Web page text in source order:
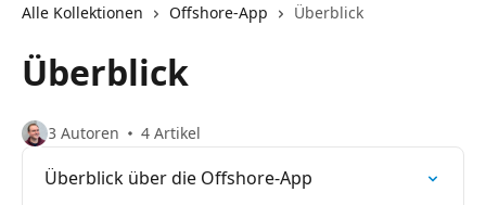
Alle Kollektionen Offshore-App Überblick
Überblick
3 Autoren 4 Artikel
Überblick über die Offshore-App